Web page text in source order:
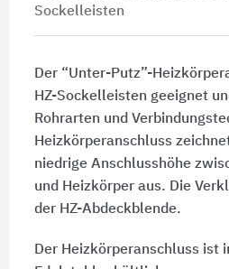
Sockelleisten
Der “Unter-Putz”-
HZ-Sockelleisten geeignet
Rohrarten und
Heizkörperanschluss
niedrige Anschlusshöhe
und Heizkörper aus. Die
der HZ-Abdeckblende.
Der Heizkörperanschluss ist